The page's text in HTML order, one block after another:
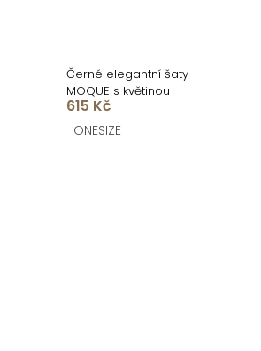
Černé elegantní šaty
MOQUE s květinou
615 Kč
ONESIZE